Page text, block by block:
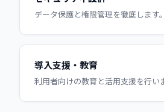
データ保護と権限管理を徹底します。
導入支援・教育
利用者向けの教育と活用支援を行い